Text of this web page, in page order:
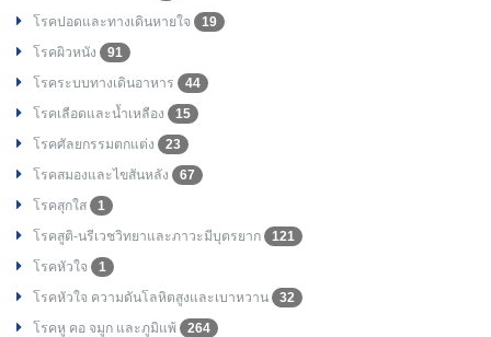
โรคปอดและทางเดินหายใจ
19
โรคผิวหนัง
91
โรคระบบทางเดินอาหาร
44
โรคเลือดและน้ำเหลือง
15
โรคศัลยกรรมตกแต่ง
23
โรคสมองและไขสันหลัง
67
โรคสุกใส
1
โรคสูติ-นรีเวชวิทยาและภาวะมีบุตรยาก
121
โรคหัวใจ
1
โรคหัวใจ ความดันโลหิตสูงและเบาหวาน
32
โรคหู คอ จมูก และภูมิแพ้
264